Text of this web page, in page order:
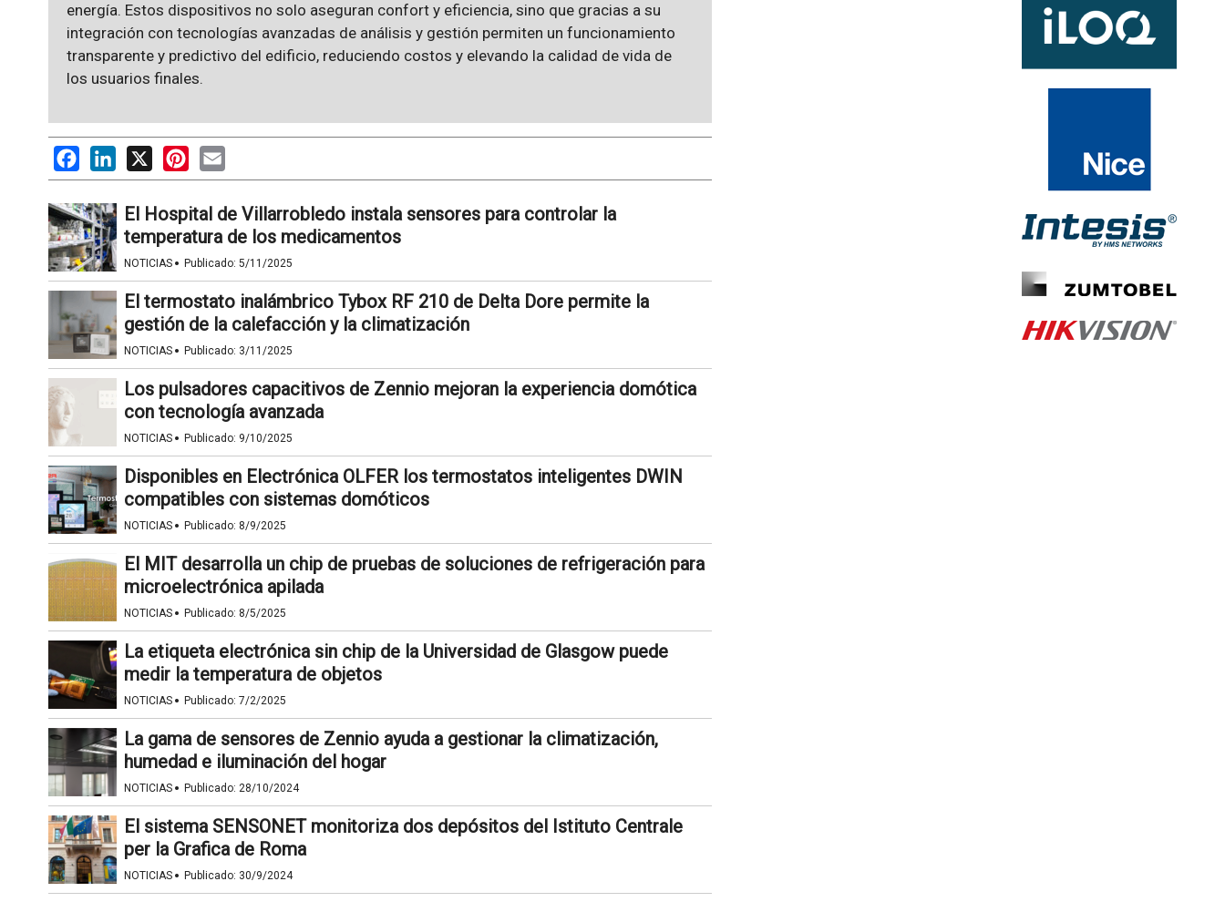
energía. Estos dispositivos no solo aseguran confort y eficiencia, sino que gracias a su
integración con tecnologías avanzadas de análisis y gestión permiten un funcionamiento
transparente y predictivo del edificio, reduciendo costos y elevando la calidad de vida de
los usuarios finales.
FacebookLinkedIn
X PinterestEmail
El Hospital de Villarrobledo instala sensores para controlar la
temperatura de los medicamentos
NOTICIAS · Publicado: 5/11/2025
El termostato inalámbrico Tybox RF 210 de Delta Dore permite la
gestión de la calefacción y la climatización
NOTICIAS · Publicado: 3/11/2025
Los pulsadores capacitivos de Zennio mejoran la experiencia domótica
con tecnología avanzada
NOTICIAS · Publicado: 9/10/2025
Disponibles en Electrónica OLFER los termostatos inteligentes DWIN
compatibles con sistemas domóticos
NOTICIAS · Publicado: 8/9/2025
El MIT desarrolla un chip de pruebas de soluciones de refrigeración para
microelectrónica apilada
NOTICIAS · Publicado: 8/5/2025
La etiqueta electrónica sin chip de la Universidad de Glasgow puede
medir la temperatura de objetos
NOTICIAS · Publicado: 7/2/2025
La gama de sensores de Zennio ayuda a gestionar la climatización,
humedad e iluminación del hogar
NOTICIAS · Publicado: 28/10/2024
El sistema SENSONET monitoriza dos depósitos del Istituto Centrale
per la Grafica de Roma
NOTICIAS · Publicado: 30/9/2024